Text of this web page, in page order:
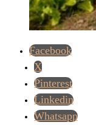
Facebook
X
Pinterest
Linkedin
Whatsapp